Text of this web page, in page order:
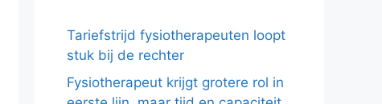
Tariefstrijd fysiotherapeuten loopt
stuk bij de rechter
Fysiotherapeut krijgt grotere rol in